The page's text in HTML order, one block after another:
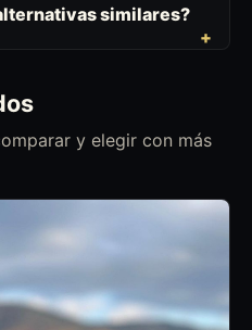
similares?
y elegir con más